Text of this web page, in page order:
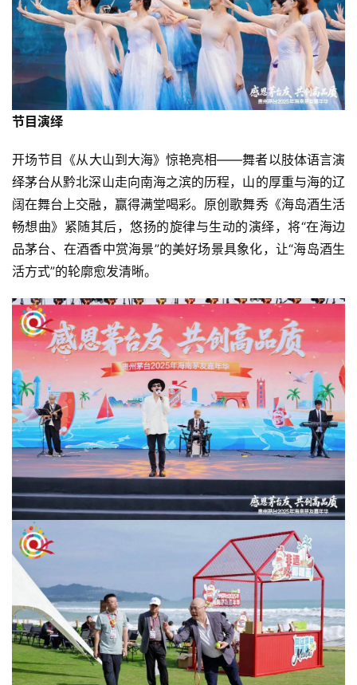
首
公
司
深
人
物
观
活
动
登录 注册
节目演绎
开场节目《从大山到大海》惊艳亮相——舞者以肢体语言演
绎茅台从黔北深山走向南海之滨的历程，山的厚重与海的辽
阔在舞台上交融，赢得满堂喝彩。原创歌舞秀《海岛酒生活
畅想曲》紧随其后，悠扬的旋律与生动的演绎，将“在海边
品茅台、在酒香中赏海景”的美好场景具象化，让“海岛酒生
活方式”的轮廓愈发清晰。